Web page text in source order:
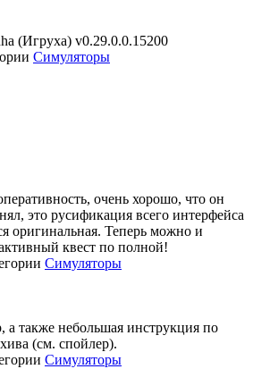
(Игруха) v0.29.0.0.15200
Симуляторы
очень хорошо, что он
это русификация всего интерфейса
оригинальная. Теперь можно и
квест по полной!
Симуляторы
а также небольшая инструкция по
(см. спойлер).
Симуляторы